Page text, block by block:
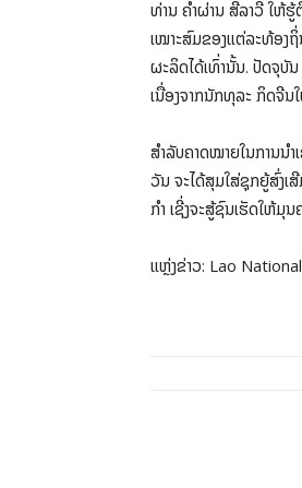
ທ່ານ ຄໍາຜ່ານ ສີລາວີ ໃຫ້ຮູ້
ເໝາະສົມຂອງແຕ່ລະທ້ອງຖິ່
ຜະລິດໄດ້ເທົ່ານັ້ນ. ປັດຈຸບັນ
ເນື່ອງຈາກນັກທຸລະ ກິດຈີນ
ສໍາລັບຄາດໝາຍໃນການນໍ
ວັນ ຈະໄດ້ສຸມໃສ່ຊຸກຍູ້ສົ່ງເ
ກໍາ ເຊີ່ງຈະສູ້ຊົນເຮັດໃຫ້ມຸ
ແຫຼ່ງຂ່າວ: Lao